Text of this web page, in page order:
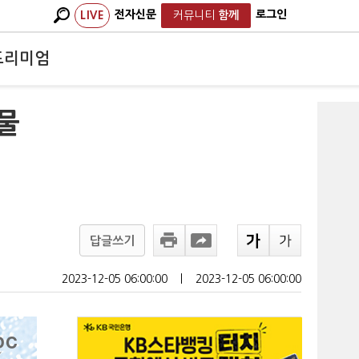
LIVE 전자신문 커뮤니티 함께 로그인
리미엄
답글쓰기
2023-12-05 06:00:00 2023-12-05 06:00:00